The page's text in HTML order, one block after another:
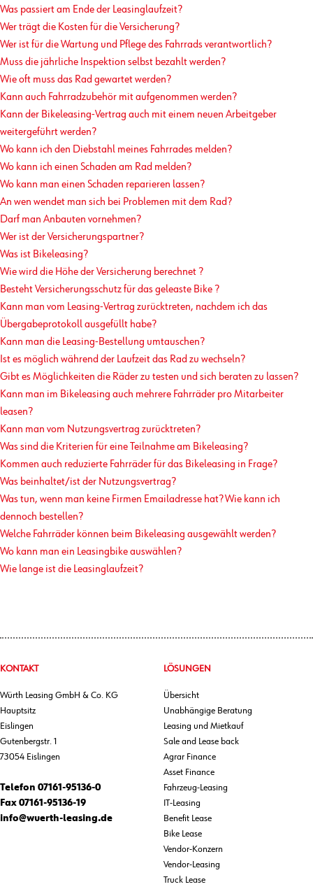
Was passiert am Ende der Leasinglaufzeit?
Wer trägt die Kosten für die Versicherung?
Wer ist für die Wartung und Pflege des Fahrrads verantwortlich?
Muss die jährliche Inspektion selbst bezahlt werden?
Wie oft muss das Rad gewartet werden?
Kann auch Fahrradzubehör mit aufgenommen werden?
Kann der Bikeleasing-Vertrag auch mit einem neuen Arbeitgeber
weitergeführt werden?
Wo kann ich den Diebstahl meines Fahrrades melden?
Wo kann ich einen Schaden am Rad melden?
Wo kann man einen Schaden reparieren lassen?
An wen wendet man sich bei Problemen mit dem Rad?
Darf man Anbauten vornehmen?
Wer ist der Versicherungspartner?
Was ist Bikeleasing?
Wie wird die Höhe der Versicherung berechnet ?
Besteht Versicherungsschutz für das geleaste Bike ?
Kann man vom Leasing-Vertrag zurücktreten, nachdem ich das
Übergabeprotokoll ausgefüllt habe?
Kann man die Leasing-Bestellung umtauschen?
Ist es möglich während der Laufzeit das Rad zu wechseln?
Gibt es Möglichkeiten die Räder zu testen und sich beraten zu lassen?
Kann man im Bikeleasing auch mehrere Fahrräder pro Mitarbeiter
leasen?
Kann man vom Nutzungsvertrag zurücktreten?
Was sind die Kriterien für eine Teilnahme am Bikeleasing?
Kommen auch reduzierte Fahrräder für das Bikeleasing in Frage?
Was beinhaltet/ist der Nutzungsvertrag?
Was tun, wenn man keine Firmen Emailadresse hat? Wie kann ich
dennoch bestellen?
Welche Fahrräder können beim Bikeleasing ausgewählt werden?
Wo kann man ein Leasingbike auswählen?
Wie lange ist die Leasinglaufzeit?
KONTAKT
Würth Leasing GmbH & Co. KG
Hauptsitz
Eislingen
Gutenbergstr. 1
73054 Eislingen
Telefon 07161-95136-0
Fax 07161-95136-19
info@wuerth-leasing.de
LÖSUNGEN
Übersicht
Unabhängige Beratung
Leasing und Mietkauf
Sale and Lease back
Agrar Finance
Asset Finance
Fahrzeug-Leasing
IT-Leasing
Benefit Lease
Bike Lease
Vendor-Konzern
Vendor-Leasing
Truck Lease